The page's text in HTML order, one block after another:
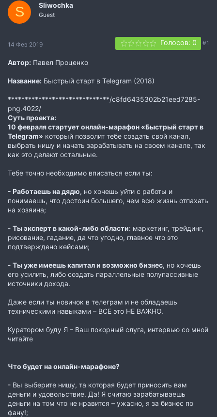
S Sliwochka
Guest
14 Фев 2019 Голосов: 0 #1
Автор: Павел Проценко
Название: Быстрый старт в Telegram (2018)
******************************/c8fd6435302b21eed7285-
png.4022/
Суть проекта:
10 февраля стартует онлайн-марафон «Быстрый старт в
Telegram» который позволит тебе создать свой канал,
выбрать нишу и начать зарабатывать на своем канале, так
как это делают остальные.
Тебе точно необходимо вписаться если ты:
- Работаешь на дядю, но хочешь уйти с работы и
понимаешь, что достоин большего, чем всю жизнь отпахать
на хозяина;
- Ты эксперт в какой-либо области: маркетинг, трейдинг,
рисование, гадание, да что угодно, главное что это
подтверждено кейсами;
- Ты уже имеешь капитал и возможно бизнес, но хочешь
его усилить, либо создать параллельные полупассивные
источники дохода.
Даже если ты новичок в телеграм и не обладаешь
техническими навыками – ВСЕ это НЕ ВАЖНО.
Куратором буду Я – Ваш покорный слуга, интервью со мной
читайте
Что будет на онлайн-марафоне?
- Вы выберите нишу, та которая будет приносить вам
деньги и удовольствие. Да! Я считаю зарабатываешь
деньги на том что не нравится – ужасно, я за бизнес по
фану!;